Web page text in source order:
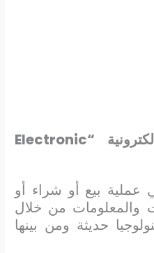
“
Electronic
عملية بيع أو شراء أو
والمعلومات من خلال
حديثة ومن بينها